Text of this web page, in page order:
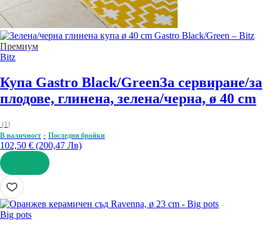
Премиум
Bitz
Купа Gastro Black/GreenЗа сервиране/за
плодове, глинена, зелена/черна, ø 40 cm
(1)
В наличност
Последни бройки
102,50 € (200,47 Лв)
ДОБАВИ
Big pots